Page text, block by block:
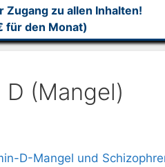
zu allen Inhalten!
für den Monat)
(Mangel)
D-Mangel und